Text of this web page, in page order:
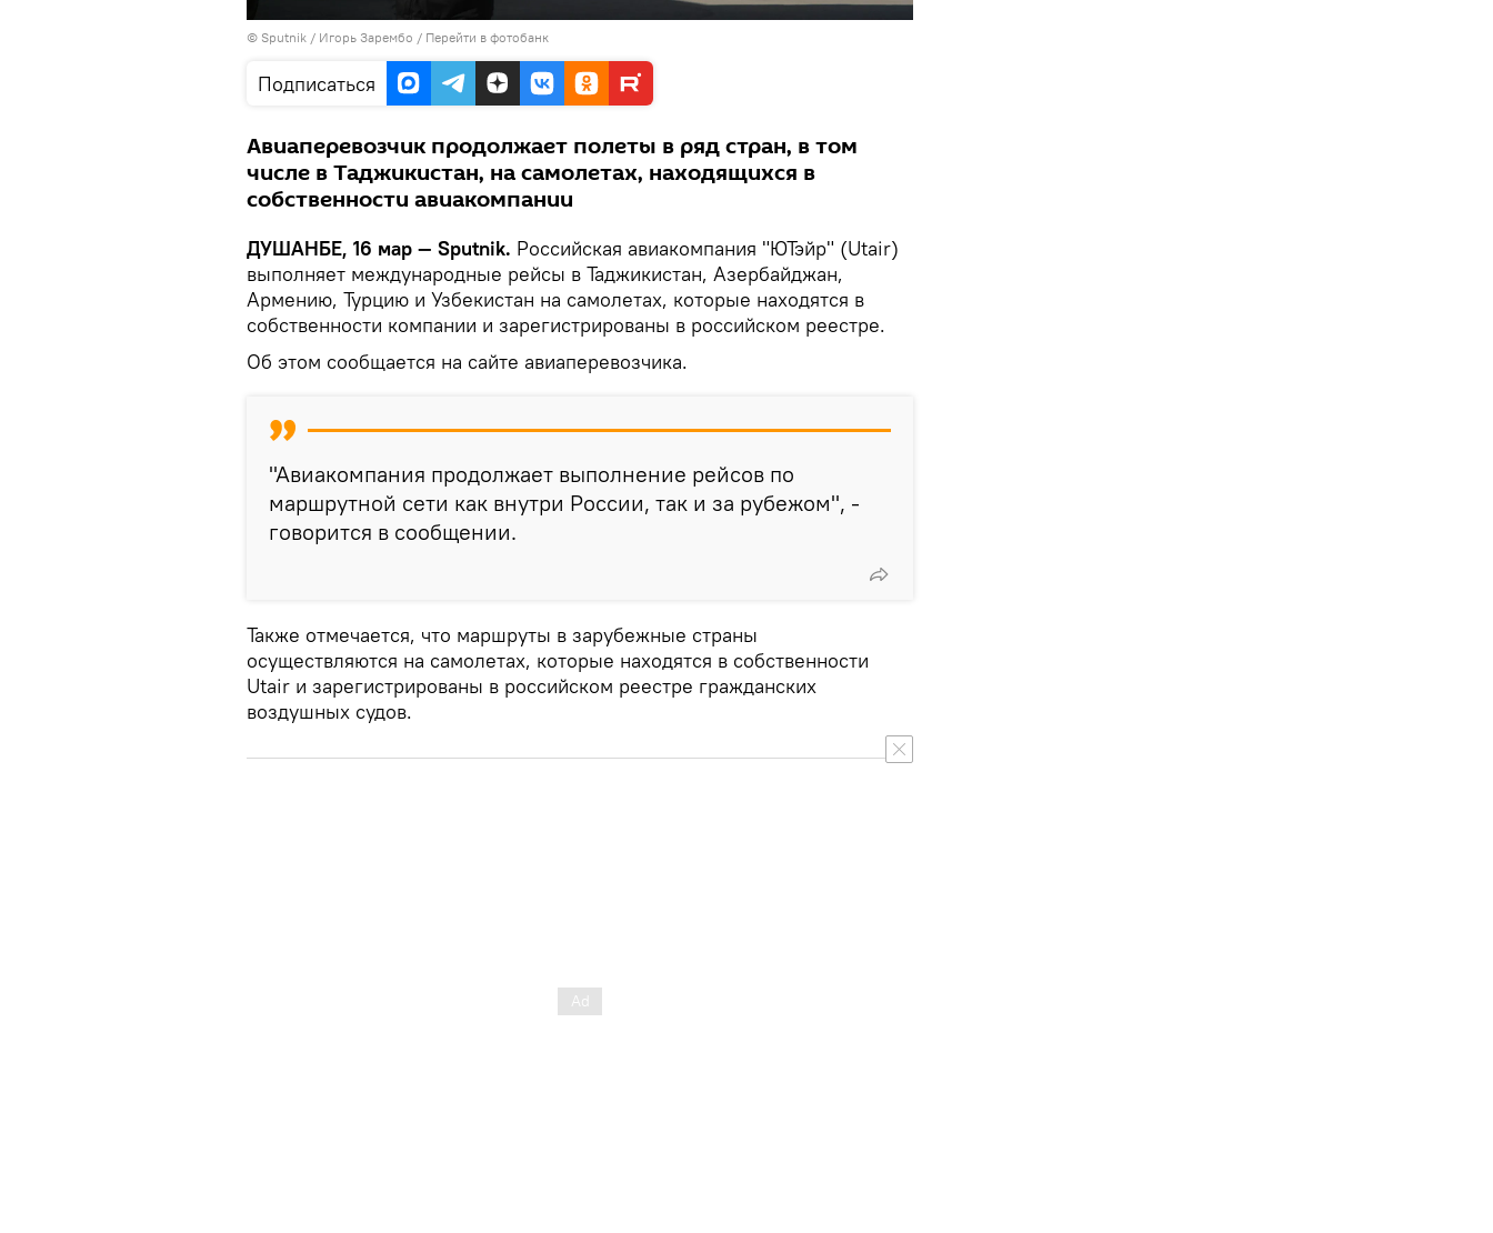
© Sputnik / Игорь Зарембо / Перейти в фотобанк
Подписаться
Авиаперевозчик продолжает полеты в ряд стран, в том
числе в Таджикистан, на самолетах, находящихся в
собственности авиакомпании
ДУШАНБЕ, 16 мар — Sputnik. Российская авиакомпания "ЮТэйр" (Utair)
выполняет международные рейсы в Таджикистан, Азербайджан,
Армению, Турцию и Узбекистан на самолетах, которые находятся в
собственности компании и зарегистрированы в российском реестре.
Об этом сообщается на сайте авиаперевозчика.
"Авиакомпания продолжает выполнение рейсов по
маршрутной сети как внутри России, так и за рубежом", -
говорится в сообщении.
Также отмечается, что маршруты в зарубежные страны
осуществляются на самолетах, которые находятся в собственности
Utair и зарегистрированы в российском реестре гражданских
воздушных судов.